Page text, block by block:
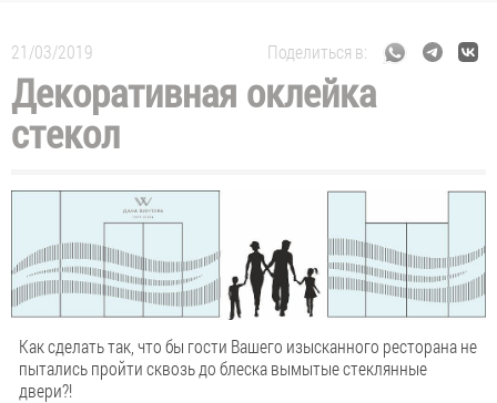
21/03/2019 Поделиться в:
Декоративная оклейка
стекол
Как сделать так, что бы гости Вашего изысканного ресторана не
пытались пройти сквозь до блеска вымытые стеклянные
двери?!